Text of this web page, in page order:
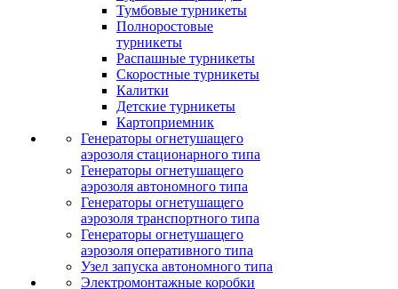
Тумбовые турникеты
Полноростовые
турникеты
Распашные турникеты
Скоростные турникеты
Калитки
Детские турникеты
Картоприемник
Генераторы огнетушащего
аэрозоля стационарного типа
Генераторы огнетушащего
аэрозоля автономного типа
Генераторы огнетушащего
аэрозоля транспортного типа
Генераторы огнетушащего
аэрозоля оперативного типа
Узел запуска автономного типа
Электромонтажные коробки